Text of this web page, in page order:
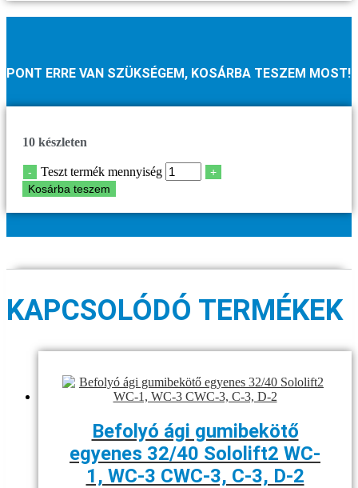
PONT ERRE VAN SZÜKSÉGEM, KOSÁRBA TESZEM MOST!
10 készleten
- Teszt termék mennyiség
+
Kosárba teszem
KAPCSOLÓDÓ TERMÉKEK
Befolyó ági gumibekötő
egyenes 32/40 Sololift2 WC-
1, WC-3 CWC-3, C-3, D-2